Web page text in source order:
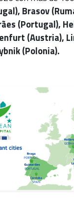
Brasov
(Portugal),
(Austria),
(Polonia).